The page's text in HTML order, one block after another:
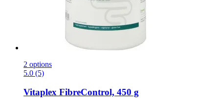
2 options
5.0 (5)
Vitaplex FibreControl, 450 g